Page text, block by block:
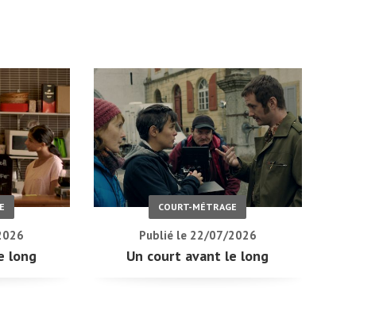
long
COURT-MÉTRAGE
Publié le 22/07/2026
Un court avant le long